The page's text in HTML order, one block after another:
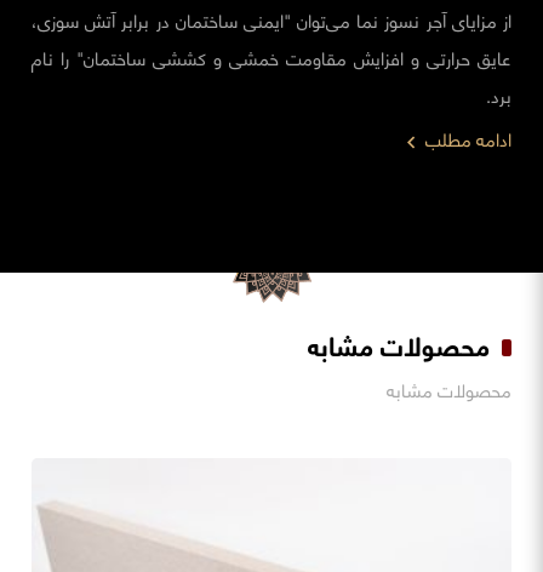
از مزایای آجر نسوز نما می‌توان "ایمنی ساختمان در برابر آتش سوزی،
عایق حرارتی و افزایش مقاومت خمشی و کششی ساختمان" را نام
برد.
ادامه مطلب
محصولات مشابه
محصولات مشابه